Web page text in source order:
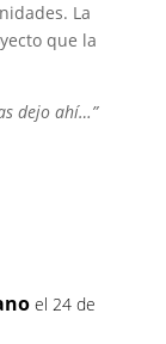
La
que la
dejo ahí…”
el 24 de